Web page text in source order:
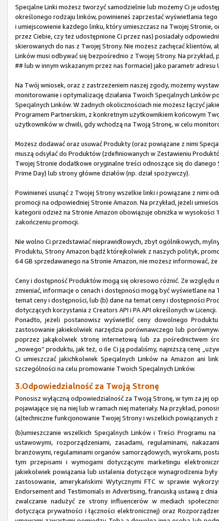
Specjalne Linki możesz tworzyć samodzielnie lub możemy Ci je
określonego rodzaju linków, powinieneś zaprzestać wyświetlania
i umiejscowienie każdego linku, który umieszczasz na Twojej Stronie,
przez Ciebie, czy też udostępnione Ci przez nas) posiadały
skierowanych do nas z Twojej Strony. Nie możesz zachęcać klientów,
Linków musi odbywać się bezpośrednio z Twojej Strony. Na
## lub w innym wskazanym przez nas formacie) jako parametr
Na Twój wniosek, oraz z zastrzeżeniem naszej zgody, możemy
monitorowanie i optymalizację działania Twoich Specjalnych Linków
Specjalnych Linków. W żadnych okolicznościach nie możesz łączyć
Programem Partnerskim, z konkretnym użytkownikiem końcowym
użytkowników w chwili, gdy wchodzą na Twoją Stronę, w celu
Możesz dodawać oraz usuwać Produkty (oraz powiązane z nimi
muszą odsyłać do Produktów (zdefiniowanych w Zestawieniu
Twojej Stronie dodatkowe oryginalne treści odnoszące się do
Prime Day) lub strony główne działów (np. dział spożywczy).
Powinieneś usunąć z Twojej Strony wszelkie linki i powiązane z nimi
promocji na odpowiedniej Stronie Amazon. Na przykład, jeżeli
kategorii odzież na Stronie Amazon obowiązuje obniżka w wysokości
zakończeniu promocji.
Nie wolno Ci przedstawiać nieprawidłowych, zbyt ogólnikowych,
Produktu, Strony Amazon bądź którejkolwiek z naszych polityk,
64 GB sprzedawanego na Stronie Amazon, nie możesz informować,
Ceny i dostępność Produktów mogą się okresowo różnić. Ze względu
zmieniać, informacje o cenach i dostępności mogą być wyświetlane
temat ceny i dostępności, lub (b) dane na temat ceny i dostępności
dotyczących korzystania z Creators API i PA API określonych w Licencji.
Ponadto, jeżeli postanowisz wyświetlić ceny dowolnego
zastosowanie jakiekolwiek narzędzia porównawczego lub
poprzez jakąkolwiek stronę internetową lub za pośrednictwem
„nowego” produktu, jak też, o ile Ci ją podaliśmy, najniższą cenę
Ci umieszczać jakichkolwiek Specjalnych Linków na Amazon ani
szczególności na celu promowanie Twoich Specjalnych Linków.
3.Odpowiedzialność za Twoją Stronę
Ponosisz wyłączną odpowiedzialność za Twoją Stronę, w tym za jej
pojawiające się na niej lub w ramach niej materiały. Na przykład,
(a)techniczne funkcjonowanie Twojej Strony i wszelkich powiązanych
(b)umieszczanie wszelkich Specjalnych Linków i Treści Programu
ustawowymi, rozporządzeniami, zasadami, regulaminami,
branżowymi, regulaminami organów samorządowych, wyrokami,
tym przepisami i wymogami dotyczącymi marketingu
jakiekolwiek powiązania lub ustalenia dotyczące wynagrodzenia
zastosowanie, amerykańskimi Wytycznymi FTC w sprawie
Endorsement and Testimonials in Advertising, francuską ustawą z
zwalczanie nadużyć ze strony influencerów w mediach
dotycząca prywatności i łączności elektronicznej) oraz